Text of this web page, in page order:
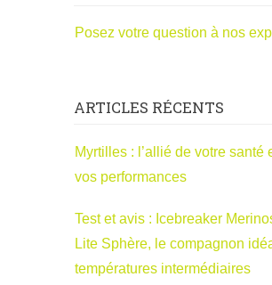
Posez votre question à nos
ARTICLES RÉCENTS
Myrtilles : l’allié de votre santé
vos performances
Test et avis : Icebreaker
Lite Sphère, le compagnon
températures intermédiaires